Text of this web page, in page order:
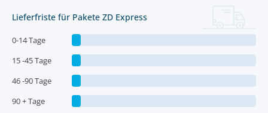
Lieferfriste für Pakete ZD Express
0-14 Tage
15 -45 Tage
46 -90 Tage
90 + Tage